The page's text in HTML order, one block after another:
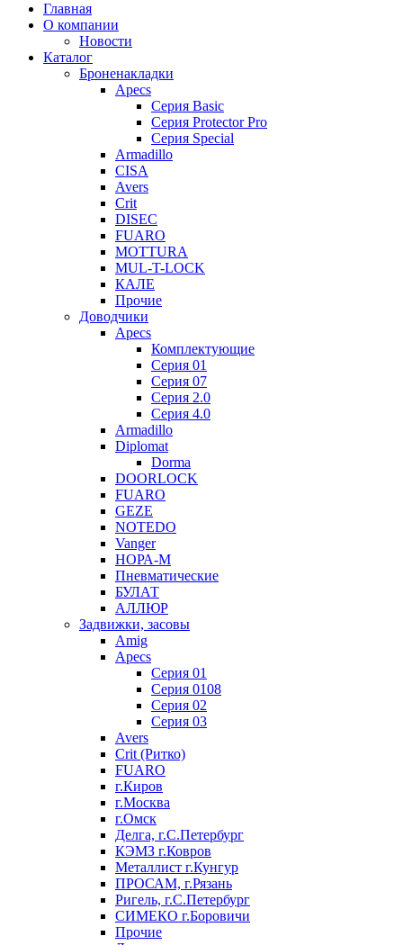
Главная
О компании
Новости
Каталог
Броненакладки
Apecs
Серия Basic
Серия Protector Pro
Серия Special
Armadillo
CISA
Avers
Crit
DISEC
FUARO
MOTTURA
MUL-T-LOCK
КАЛЕ
Прочие
Доводчики
Apecs
Комплектующие
Серия 01
Серия 07
Серия 2.0
Серия 4.0
Armadillo
Diplomat
Dorma
DOORLOCK
FUARO
GEZE
NOTEDO
Vanger
НОРА-М
Пневматические
БУЛАТ
АЛЛЮР
Задвижки, засовы
Amig
Apecs
Серия 01
Серия 0108
Серия 02
Серия 03
Avers
Crit (Ритко)
FUARO
г.Киров
г.Москва
г.Омск
Делга, г.С.Петербург
КЭМЗ г.Ковров
Металлист г.Кунгур
ПРОСАМ, г.Рязань
Ригель, г.С.Петербург
СИМЕКО г.Боровичи
Прочие